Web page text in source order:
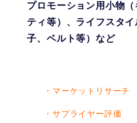
プロモーション用小物
ティ等）、ライフスタ
子、ベルト等）など
・マーケットリサーチ
・サプライヤー評価